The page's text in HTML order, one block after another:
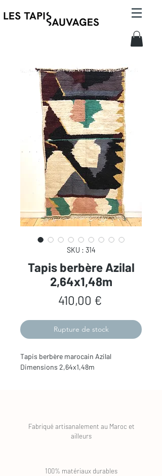
SKU : 314
Tapis berbère Azilal
2,64x1,48m
410,00 €Prix
Rupture de stock
Tapis berbère marocain Azilal
Dimensions 2,64x1,48m
Fabriqué artisanalement au Maroc et
ailleurs
100% matériaux durables